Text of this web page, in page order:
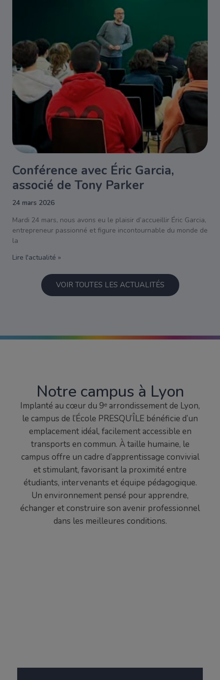
Conférence avec Éric Garcia,
associé de Tony Parker
24 mars 2026
Mardi 24 mars, nous avons eu le plaisir d’accueillir Éric Garcia,
entrepreneur passionné et figure incontournable du monde de
la
Lire l'actualité »
VOIR TOUTES LES ACTUALITÉS
Notre campus à Lyon
Implanté au cœur du 9ᵉ arrondissement de Lyon,
le campus de l’École PRESQU’ÎLE bénéficie d’un
emplacement idéal, facilement accessible en
transports en commun. À taille humaine, le
campus offre un cadre d’apprentissage convivial
et stimulant, favorisant la proximité entre
étudiants, intervenants et équipe pédagogique.
Un environnement pensé pour apprendre,
échanger et construire son avenir professionnel
dans les meilleures conditions.